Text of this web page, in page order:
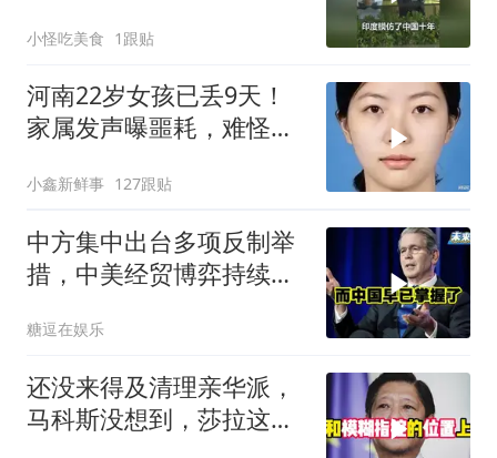
小怪吃美食 1跟贴
河南22岁女孩已丢9天！
家属发声曝噩耗，难怪搜
小鑫新鲜事 127跟贴
中方集中出台多项反制举
措，中美经贸博弈持续升
糖逗在娱乐
还没来得及清理亲华派，
马科斯没想到，莎拉这次